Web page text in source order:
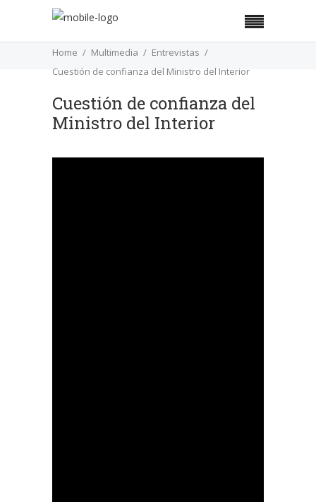
Home Multimedia
Entrevistas
Cuestión de confianza del Ministro del Interior
Cuestión de confianza del
Ministro del Interior